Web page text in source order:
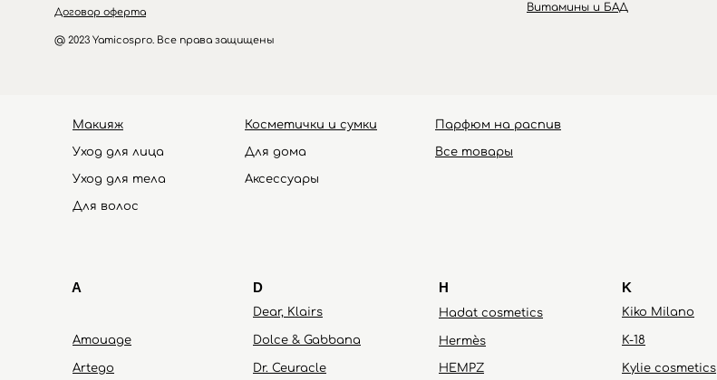
Договор оферта
@ 2023 Yamicospro. Все права защищены
Витамины и БАД
Макияж
Уход для лица
Уход для тела
Для волос
Косметички и сумки
Для дома
Аксессуары
Парфюм на распив
Все товары
Dr. Ceuracle
Ultraceuticals
Kiko Milano
K-18
Dolce & Gabbana
Hadat cosmetics
Hermès
Artego
HOLIFROG
Kylie cosmetics
Amouage
Dear, Klairs
A D H K
HEMPZ